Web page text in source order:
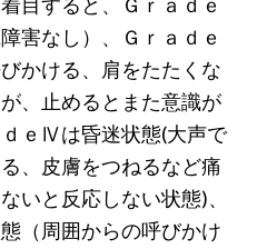
害なし）、Ｇｒａｄｅ
かける、肩をたたくな
、止めるとまた意識が
ｅⅣは昏迷状態(大声で
、皮膚をつねるなど痛
いと反応しない状態)、
（周囲からの呼びかけ